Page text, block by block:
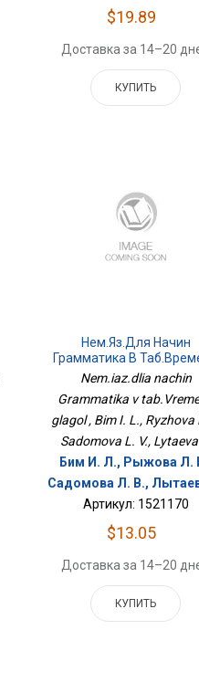
$19.89
Доставка за 14–20
КУПИТЬ
Нем.яз.для Начин
Грамматика В
Глагол
Nem.iaz.dlia nachin
Grammatika v
glagol , Bim I. L., Ryzhova
Sadomova L. V.,
Бим И. Л., Рыжова Л.
Садомова Л. В.,
Артикул: 1521170
$13.05
Доставка за 14–20
КУПИТЬ